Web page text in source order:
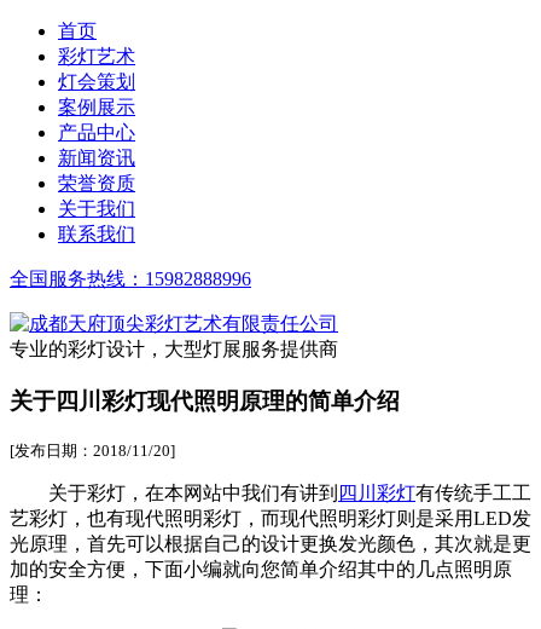
首页
彩灯艺术
灯会策划
案例展示
产品中心
新闻资讯
荣誉资质
关于我们
联系我们
全国服务热线： 15982888996
专业的彩灯设计，大型灯展服务提供商
关于四川彩灯现代照明原理的简单介绍
[发布日期：2018/11/20]
关于彩灯，在本网站中我们有讲到 四川彩灯有传统手工工
艺彩灯，也有现代照明彩灯，而现代照明彩灯则是采用LED发
光原理，首先可以根据自己的设计更换发光颜色，其次就是更
加的安全方便，下面小编就向您简单介绍其中的几点照明原
理：